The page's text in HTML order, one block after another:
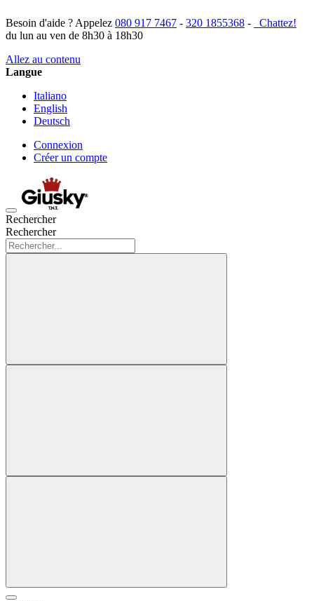
Besoin d'aide ? Appelez 080 917 7467 - 320 1855368 -
Chattez!
du lun au ven de 8h30 à 18h30
Allez au contenu
Langue
Italiano
English
Deutsch
Connexion
Créer un compte
Rechercher
Rechercher